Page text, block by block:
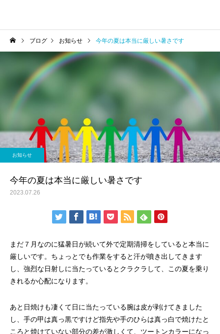
ブログ お知らせ 今年の夏は本当に厳しい暑さです
お知らせ
今年の夏は本当に厳しい暑さです
2023.07.26
まだ７月なのに猛暑日が続いて外で定期清掃をしていると本当に
厳しいです。ちょっとでも作業をすると汗が噴き出してきます
し、強烈な日射しに当たっているとクラクラして、この夏を乗り
きれるか心配になります。
あと日焼けも凄くて日に当たっている腕は皮が剥けてきました
し、手の甲は真っ黒ですけど指先や手のひらは真っ白で焼けたと
ころと焼けていない部分の差が激しくて、ツートンカラーになっ